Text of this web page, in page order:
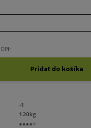
Pridať do košíka
-1
120kg
●●●●○